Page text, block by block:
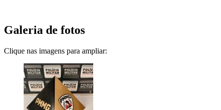
Galeria de fotos
Clique nas imagens para ampliar: